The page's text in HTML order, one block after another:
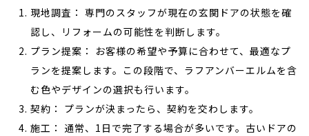
現地調査： 専門のスタッフが現在の玄関ドアの状態を確
認し、リフォームの可能性を判断します。
プラン提案： お客様の希望や予算に合わせて、最適なプ
ランを提案します。この段階で、ラフアンバーエルムを含
む色やデザインの選択も行います。
契約： プランが決まったら、契約を交わします。
施工： 通常、1日で完了する場合が多いです。古いドアの